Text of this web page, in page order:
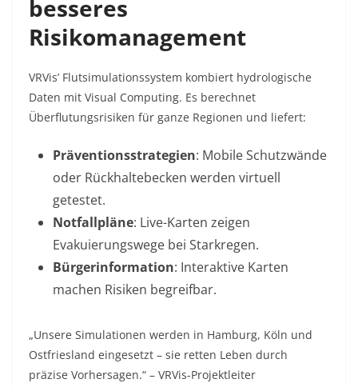
besseres
Risikomanagement
VRVis’ Flutsimulationssystem kombiert hydrologische
Daten mit Visual Computing. Es berechnet
Überflutungsrisiken für ganze Regionen und liefert:
Präventionsstrategien: Mobile Schutzwände
oder Rückhaltebecken werden virtuell
getestet.
Notfallpläne: Live-Karten zeigen
Evakuierungswege bei Starkregen.
Bürgerinformation: Interaktive Karten
machen Risiken begreifbar.
„Unsere Simulationen werden in Hamburg, Köln und
Ostfriesland eingesetzt – sie retten Leben durch
präzise Vorhersagen.“ – VRVis-Projektleiter